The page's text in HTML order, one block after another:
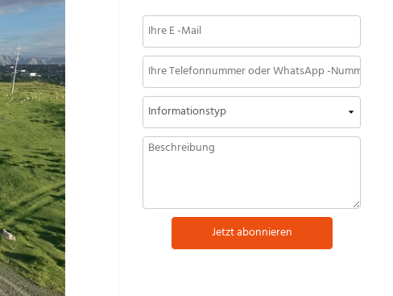
Jetzt abonnieren